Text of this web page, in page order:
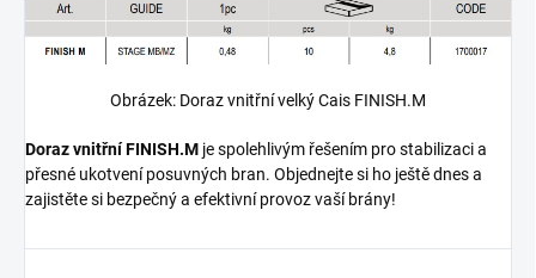
Obrázek: Doraz vnitřní velký Cais FINISH.M
Doraz vnitřní FINISH.M je spolehlivým řešením pro stabilizaci a
přesné ukotvení posuvných bran. Objednejte si ho ještě dnes a
zajistěte si bezpečný a efektivní provoz vaší brány!